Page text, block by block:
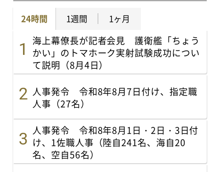
24時間 1週間 1ヶ月
海上幕僚長が記者会見 護衛艦「ちょう
かい」のトマホーク実射試験成功につい
て説明（8月4日）
人事発令 令和8年8月7日付け、指定職
人事（27名）
人事発令 令和8年8月1日・2日・3日付
け、1佐職人事（陸自241名、海自20
名、空自56名）